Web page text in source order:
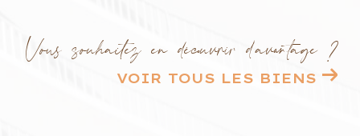
Vous souhaitez en découvrir d'avantage ?
VOIR TOUS LES BIENS